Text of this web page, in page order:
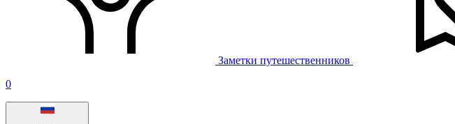
Заметки путешественников
0